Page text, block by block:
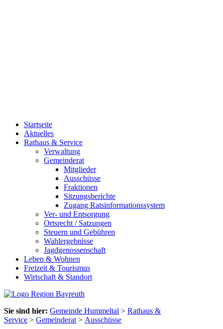
Startseite
Aktuelles
Rathaus & Service
Verwaltung
Gemeinderat
Mitglieder
Ausschüsse
Fraktionen
Sitzungsberichte
Zugang Ratsinformationssystem
Ver- und Entsorgung
Ortsrecht / Satzungen
Steuern und Gebühren
Wahlergebnisse
Jagdgenossenschaft
Leben & Wohnen
Freizeit & Tourismus
Wirtschaft & Standort
Sie sind hier: Gemeinde Hummeltal > Rathaus &
Service > Gemeinderat > Ausschüsse